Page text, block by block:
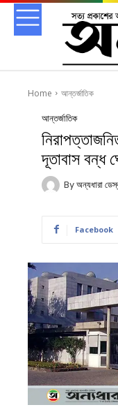
Home আন্তর্জাতিক
আন্তর্জাতিক
দূতাবাস বন্ধ
By অন্যধারা
Facebook